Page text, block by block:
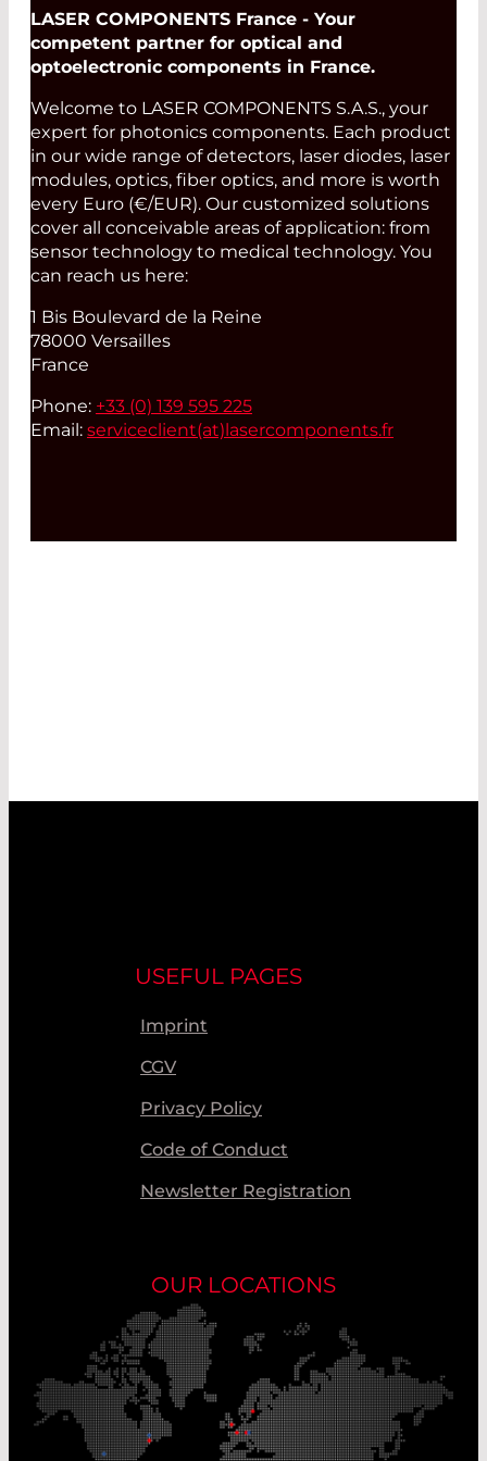
LASER COMPONENTS France - Your
competent partner for optical and
optoelectronic components in France.
Welcome to LASER COMPONENTS S.A.S., your
expert for photonics components. Each product
in our wide range of detectors, laser diodes, laser
modules, optics, fiber optics, and more is worth
every Euro (€/EUR). Our customized solutions
cover all conceivable areas of application: from
sensor technology to medical technology. You
can reach us here:
1 Bis Boulevard de la Reine
78000 Versailles
France
Phone: +33 (0) 139 595 225
Email: serviceclient(at) lasercomponents.fr
USEFUL PAGES
Imprint
CGV
Privacy Policy
Code of Conduct
Newsletter Registration
OUR LOCATIONS